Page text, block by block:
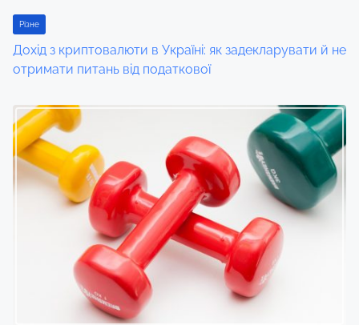
t
i
o
n
Різне
Дохід з криптовалюти в Україні: як задекларувати й не
отримати питань від податкової